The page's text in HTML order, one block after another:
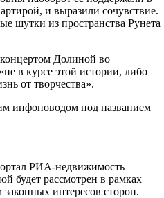
и выразили сочувствие.
шутки из пространства Рунета
Долиной во
в курсе этой истории, либо
от творчества».
инфоповодом под названием
РИА-недвижимость
будет рассмотрен в рамках
интересов сторон.